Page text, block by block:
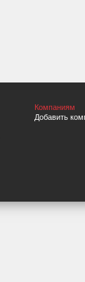
Компаниям
Добавить